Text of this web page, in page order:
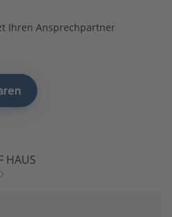
Ihren Ansprechpartner
HAUS